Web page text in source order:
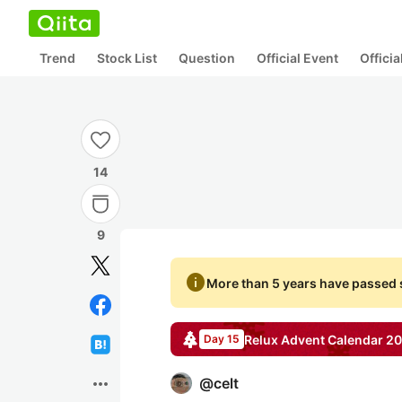
Trend Stock List Question Official Event
14
9
more_horiz
infoMore than 5 years have passed
Day 15 ReluxAdvent Calendar
@celt